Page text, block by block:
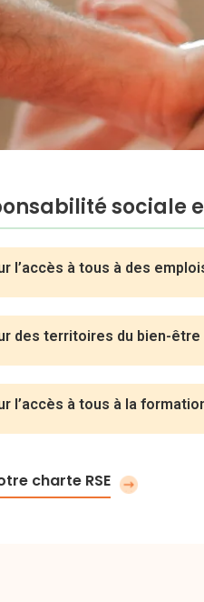
sociale
l’accès à tous à des
des territoires du bien-être
l’accès à tous à la
charte RSE